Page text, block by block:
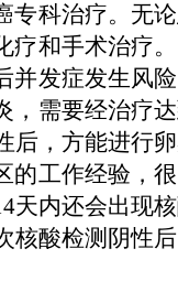
专科治疗。无
疗和手术治疗
并发症发生风
，需要经治疗
后，方能进行
的工作经验，
天内还会出现
核酸检测阴性